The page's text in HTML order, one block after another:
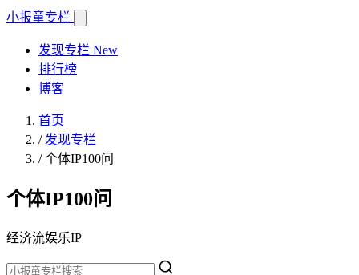
小报童专栏
发现专栏 New
排行榜
博客
首页
/ 发现专栏
/个体IP100问
个体IP100问
经济流娱乐IP